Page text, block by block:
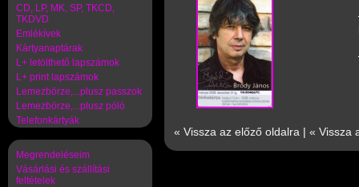
CD, LP, MK, SP, TKCD,
TKDVD
Emlékívek
Kártyanaptárak
L+ letölthető lapszámok
L+ print lapszámok
Lemezbörze,...plusz passzok
Lemezbörze,...plusz póló
Telefonkártyák
Megrendeléseim
Vásárlási és szállítási
feltételek
« Vissza az előző oldalra | « Vissza